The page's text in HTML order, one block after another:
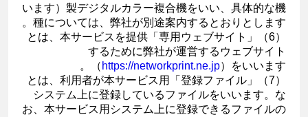
います）製デジタルカラー複合機をいい、具体的な機
種については、弊社が別途案内するとおりとします。
（6）「専用ウェブサイト」とは、本サービスを提供
するために弊社が運営するウェブサイト
（ https://networkprint.ne.jp）をいいます。
（7）「登録ファイル」とは、利用者が本サービス用
システム上に登録しているファイルをいいます。な
お、本サービス用システム上に登録できるファイルの